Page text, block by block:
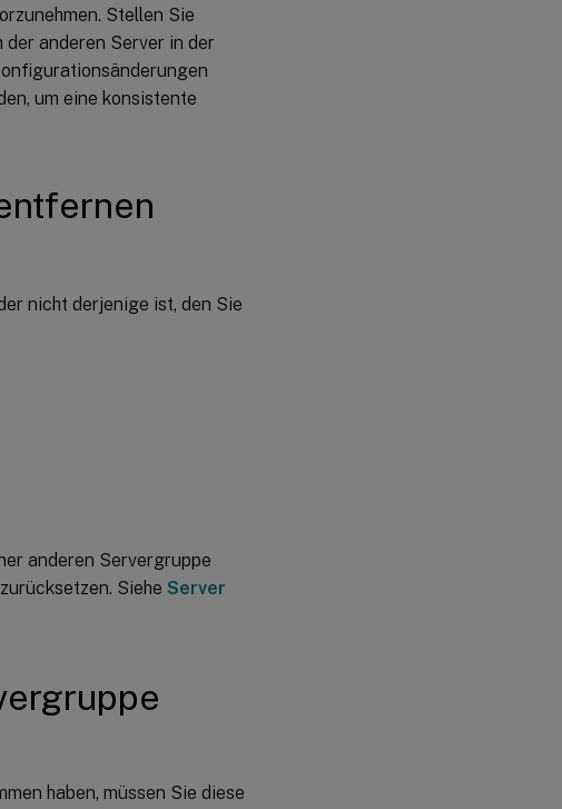
Stellen Sie
anderen Server in der
um eine konsistente
nicht derjenige ist, den Sie
anderen Servergruppe
Siehe Server
haben, müssen Sie diese